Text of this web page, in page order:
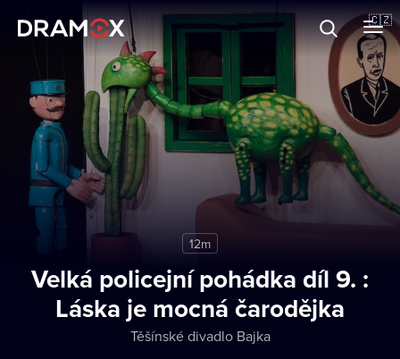
🇨🇿
Dárkové poukazy
Registrujte se
12m
Velká policejní pohádka díl 9. :
Láska je mocná čarodějka
Těšínské divadlo Bajka